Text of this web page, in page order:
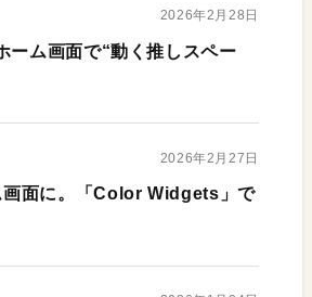
2026年2月28日
ーム画面で“動く推しスペー
2026年2月27日
画面に。「Color Widgets」で